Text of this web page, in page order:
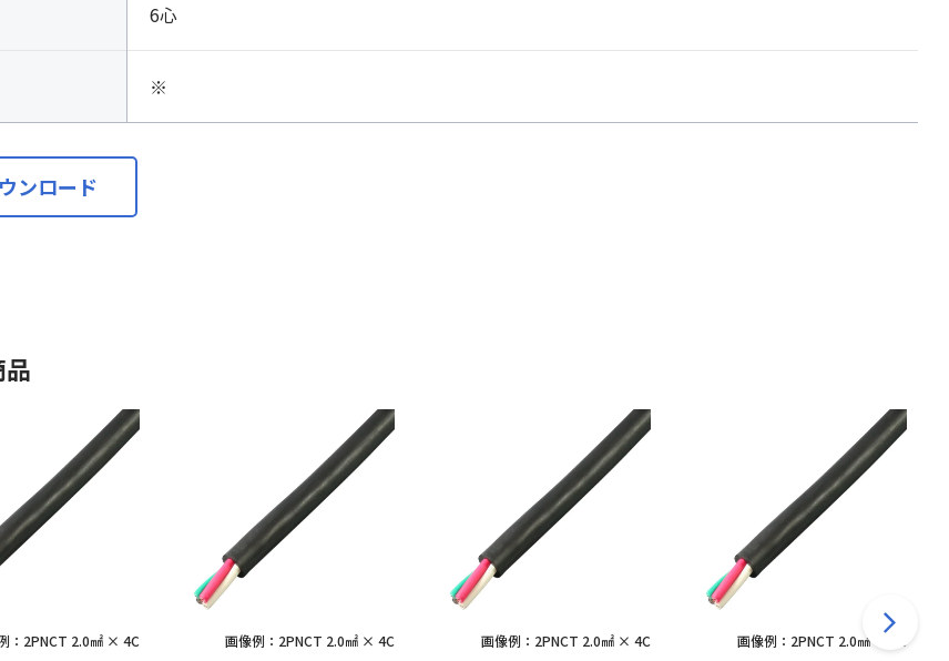
6心
※
ンロード
：2PNCT 2.0㎟ × 4C 画像例：2PNCT 2.0㎟ × 4C 画像例：2PNCT 2.0㎟ × 4C 画像例：2PNCT 2.0㎟ × 4C